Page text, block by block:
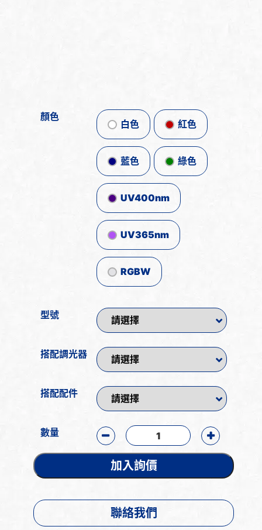
顏色
白色 紅色
藍色 綠色
UV400nm
UV365nm
RGBW
型號
搭配調光器
搭配配件
數量
加入詢價
聯絡我們